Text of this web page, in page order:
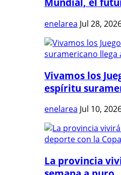
enelarea Jul 28,
Vivamos los
espíritu
enelarea Jul 10,
La provincia